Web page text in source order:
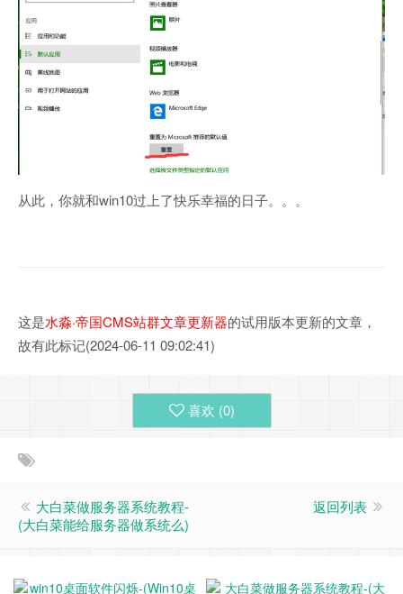
从此，你就和win10过上了快乐幸福的日子。。。
这是水淼·帝国CMS站群文章更新器的试用版本更新的文章，
故有此标记(2024-06-11 09:02:41)
喜欢 (0)
大白菜做服务器系统教程-
(大白菜能给服务器做系统么)
返回列表